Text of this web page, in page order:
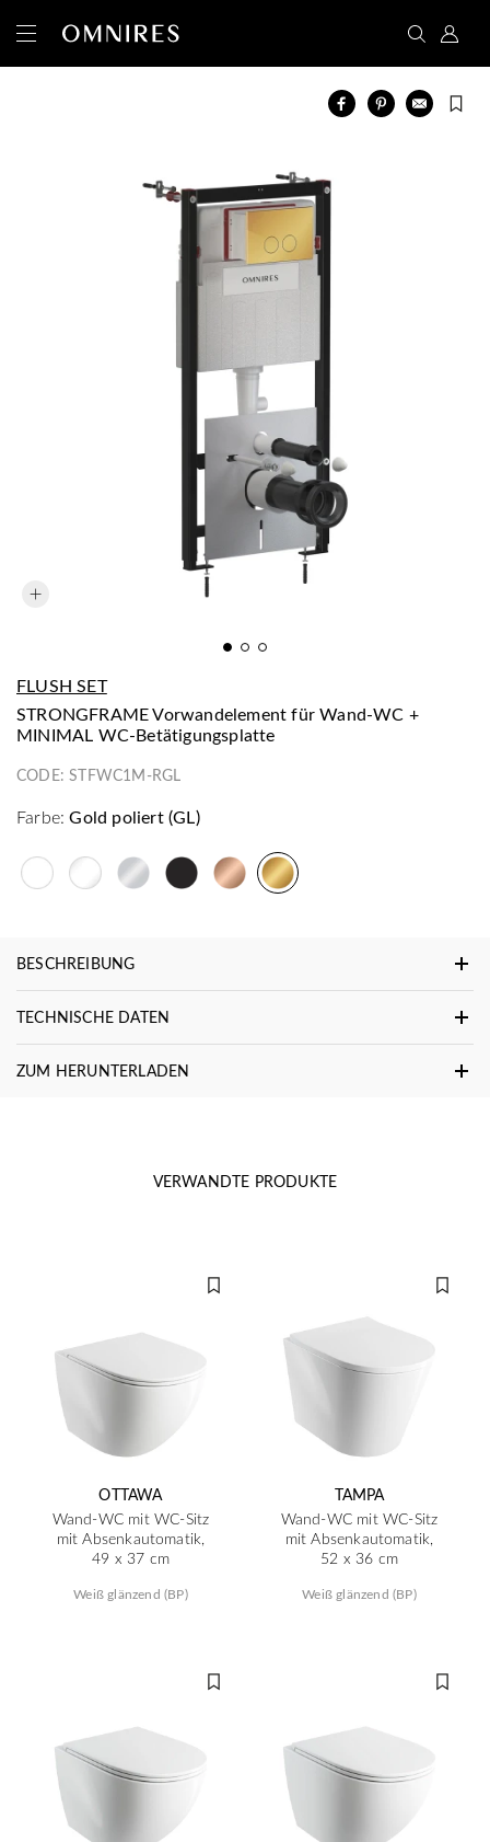
FLUSH SET
STRONGFRAME Vorwandelement für Wand-WC +
MINIMAL WC-Betätigungsplatte
CODE:STFWC1M-RGL
Farbe: Gold poliert (GL)
BESCHREIBUNG
TECHNISCHE DATEN
ZUM HERUNTERLADEN
VERWANDTE PRODUKTE
OTTAWA
Wand-WC mit WC-Sitz
mit Absenkautomatik,
49 x 37 cm
Weiß glänzend (BP)
TAMPA
Wand-WC mit WC-Sitz
mit Absenkautomatik,
52 x 36 cm
Weiß glänzend (BP)